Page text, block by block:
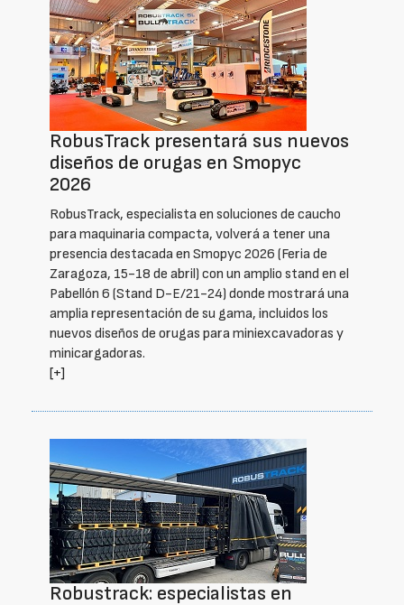
RobusTrack presentará sus nuevos
diseños de orugas en Smopyc
2026
RobusTrack, especialista en soluciones de caucho
para maquinaria compacta, volverá a tener una
presencia destacada en Smopyc 2026 (Feria de
Zaragoza, 15-18 de abril) con un amplio stand en el
Pabellón 6 (Stand D-E/21-24) donde mostrará una
amplia representación de su gama, incluidos los
nuevos diseños de orugas para miniexcavadoras y
minicargadoras.
[+]
Robustrack: especialistas en